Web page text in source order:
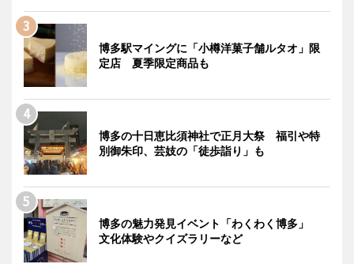
博多駅マイングに「小樽洋菓子舗ルタオ」限
定店 夏季限定商品も
博多の十日恵比須神社で正月大祭 福引や特
別御朱印、芸妓の「徒歩詣り」も
博多の魅力発見イベント「わくわく博多」
文化体験やクイズラリーなど